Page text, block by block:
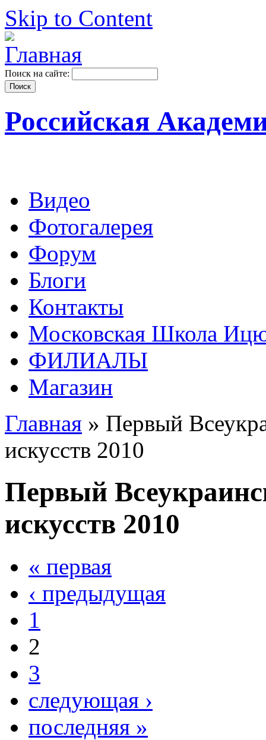
Skip to Content
Поиск на сайте:
Российская
Видео
Фотогалерея
Форум
Блоги
Контакты
Московская Школа
ФИЛИАЛЫ
Магазин
Главная » Первый
искусств 2010
Первый
искусств 2010
« первая
‹ предыдущая
1
2
3
следующая ›
последняя »